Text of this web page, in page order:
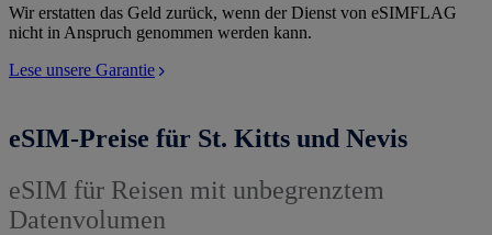
Wir erstatten das Geld zurück, wenn der Dienst von eSIMFLAG
nicht in Anspruch genommen werden kann.
Lese unsere Garantie
eSIM-Preise für St. Kitts und Nevis
eSIM für Reisen mit unbegrenztem
Datenvolumen